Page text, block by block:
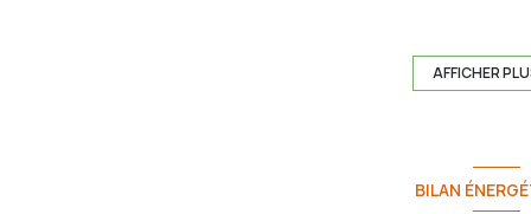
indépendant : 0.94m² - Balcon : 4.15m² - Cave : 5.50m² -
exposé sud - Vue mer - Cuisine américaine et équipée avec
dans les chambres et la salle d'eau en double vitrage PVC -
Fibre Internet - Travaux récemment effectués : *Rénovation
AFFICHER
BILAN